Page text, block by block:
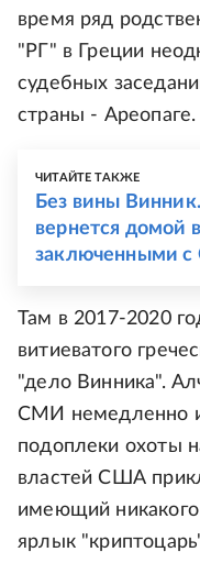
время ряд
"РГ" в Греции
судебных
страны - Ареопаге.
ЧИТАЙТЕ ТАКЖЕ
Без вины
вернется домой
заключенными
Там в 2017-2020
витиеватого
"дело Винника".
СМИ немедленно и
подоплеки охоты
властей США
имеющий
ярлык